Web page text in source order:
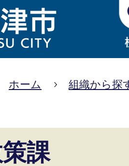
ホーム
組織から探
課